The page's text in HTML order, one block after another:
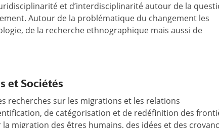
et d’interdisciplinarité autour de la
Autour de la problématique du changement les
de la recherche ethnographique mais aussi de
et Sociétés
recherches sur les migrations et les relations
de catégorisation et de redéfinition des
migration des êtres humains, des idées et des